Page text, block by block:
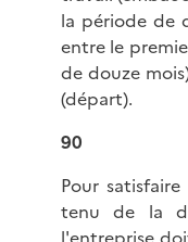
la période de
entre le
de douze
(départ).
90
Pour
tenu de la